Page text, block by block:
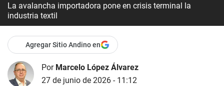
La avalancha importadora pone en crisis terminal la
industria textil
Agregar Sitio Andino en
Por Marcelo López Álvarez
27 de junio de 2026 - 11:12